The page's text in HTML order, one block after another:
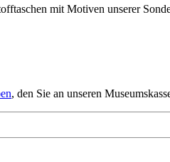
mit Motiven unserer
, den Sie an unseren